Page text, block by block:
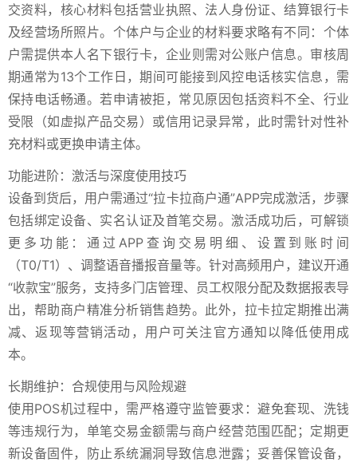
交资料，核心材料包括营业执照、法人身份证、结算银行卡
及经营场所照片。个体户与企业的材料要求略有不同：个体
户需提供本人名下银行卡，企业则需对公账户信息。审核周
期通常为13个工作日，期间可能接到风控电话核实信息，需
保持电话畅通。若申请被拒，常见原因包括资料不全、行业
受限（如虚拟产品交易）或信用记录异常，此时需针对性补
充材料或更换申请主体。
功能进阶：激活与深度使用技巧
设备到货后，用户需通过“拉卡拉商户通”APP完成激活，步骤
包括绑定设备、实名认证及首笔交易。激活成功后，可解锁
更多功能：通过APP查询交易明细、设置到账时间
（T0/T1）、调整语音播报音量等。针对高频用户，建议开通
“收款宝”服务，支持多门店管理、员工权限分配及数据报表导
出，帮助商户精准分析销售趋势。此外，拉卡拉定期推出满
减、返现等营销活动，用户可关注官方通知以降低使用成
本。
长期维护：合规使用与风险规避
使用POS机过程中，需严格遵守监管要求：避免套现、洗钱
等违规行为，单笔交易金额需与商户经营范围匹配；定期更
新设备固件，防止系统漏洞导致信息泄露；妥善保管设备，